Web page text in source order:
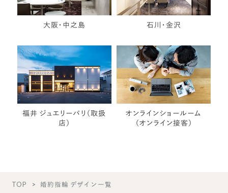
大阪・中之島 石川・金沢
福井 ジュエリーパリ（取扱
店）
オンラインショールーム
（オンライン接客）
TOP 婚約指輪 デザイン一覧